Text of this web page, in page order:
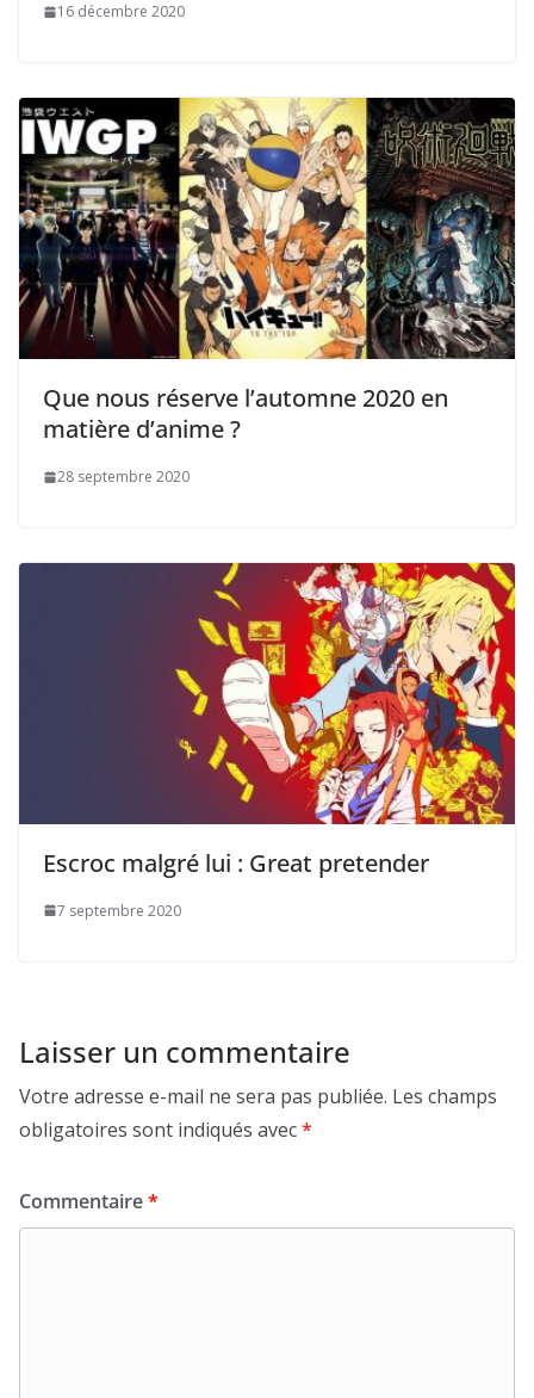
16 décembre 2020
Que nous réserve l’automne 2020 en
matière d’anime ?
28 septembre 2020
Escroc malgré lui : Great pretender
7 septembre 2020
Laisser un commentaire
Votre adresse e-mail ne sera pas publiée. Les champs
obligatoires sont indiqués avec*
Commentaire*